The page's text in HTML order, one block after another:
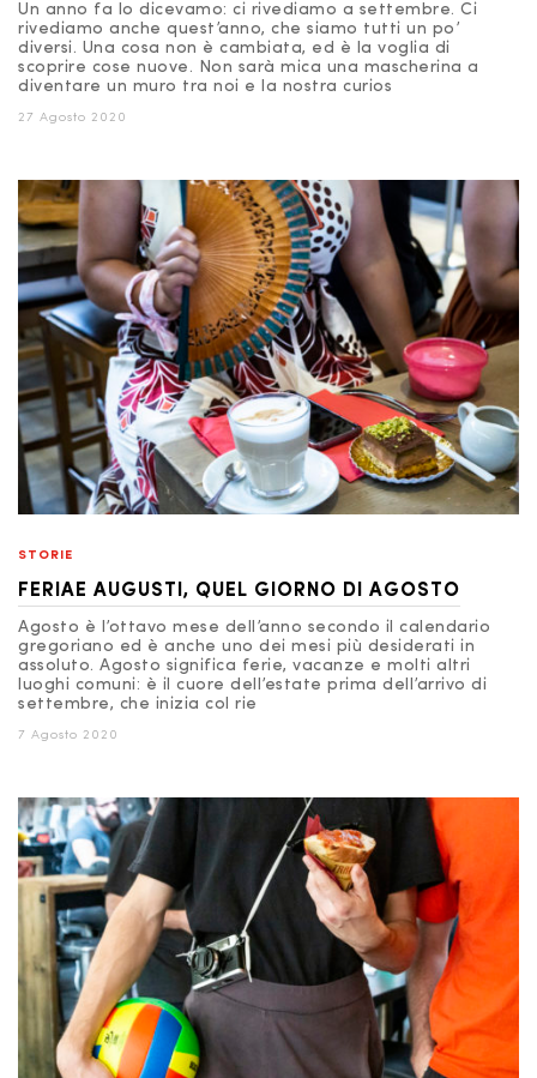
Un anno fa lo dicevamo: ci rivediamo a settembre. Ci
rivediamo anche quest’anno, che siamo tutti un po’
diversi. Una cosa non è cambiata, ed è la voglia di
scoprire cose nuove. Non sarà mica una mascherina a
diventare un muro tra noi e la nostra curios
27 Agosto 2020
STORIE
FERIAE AUGUSTI, QUEL GIORNO DI AGOSTO
Agosto è l’ottavo mese dell’anno secondo il calendario
gregoriano ed è anche uno dei mesi più desiderati in
assoluto. Agosto significa ferie, vacanze e molti altri
luoghi comuni: è il cuore dell’estate prima dell’arrivo di
settembre, che inizia col rie
7 Agosto 2020